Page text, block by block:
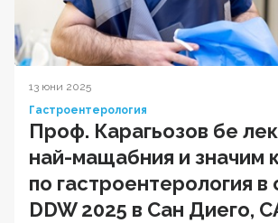
13 юни 2025
Гастроентерология
Проф. Карагьозов бе
най-мащабния и значим
по гастроентерология в
DDW 2025 в Сан Диего,